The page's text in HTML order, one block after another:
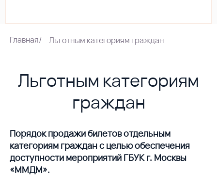
Главная/ Льготным категориям граждан
Льготным категориям
граждан
Порядок продажи билетов отдельным
категориям граждан с целью обеспечения
доступности мероприятий ГБУК г. Москвы
«ММДМ».